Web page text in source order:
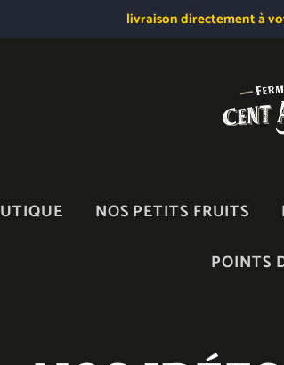
livraison directement à
NOS PETITS FRUITS
POINTS